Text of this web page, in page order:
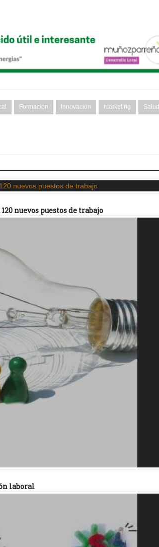
Formación Innovación marketing Salud
nuevos puestos de trabajo
laboral